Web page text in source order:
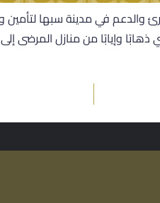
والدعم في مدينة سبها